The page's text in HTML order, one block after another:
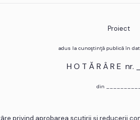
Proiect
adus la cunoştinţă publică în
H O T Ă R Â R E nr.
din __________
privind aprobarea scutirii şi reducerii